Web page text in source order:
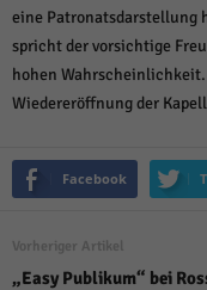
eine Patronatsdarstellung
spricht der vorsichtige
hohen
Wiedereröffnung der
Facebook
Vorheriger Artikel
„Easy Publikum“ bei
Inhalte von
standardmäßig blockiert.
werden, bedarf der Zugriff
mehr.